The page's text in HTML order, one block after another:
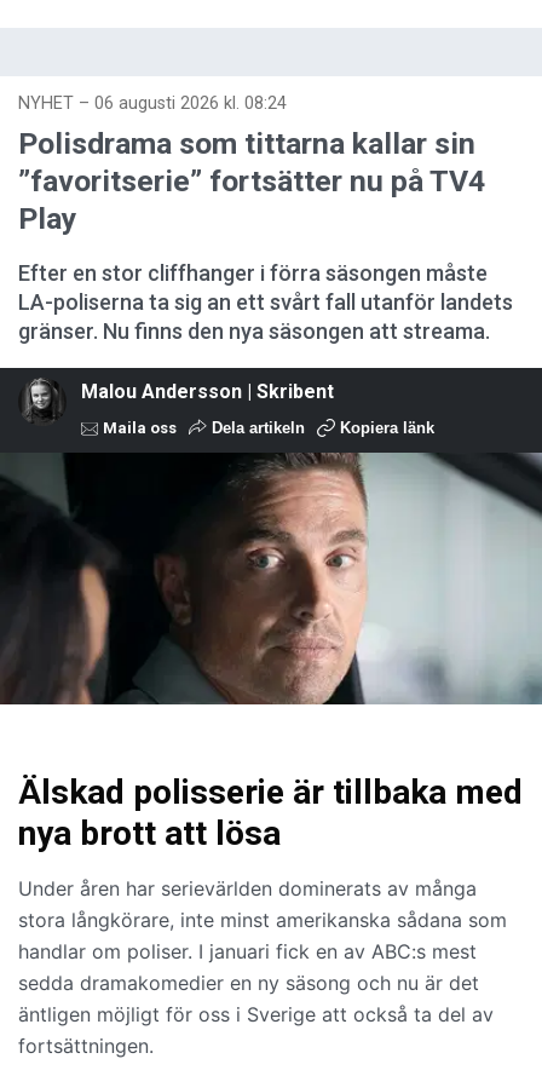
NYHET – 06 augusti 2026 kl. 08:24
Polisdrama som tittarna kallar sin
”favoritserie” fortsätter nu på TV4
Play
Efter en stor cliffhanger i förra säsongen måste
LA-poliserna ta sig an ett svårt fall utanför landets
gränser. Nu finns den nya säsongen att streama.
Malou Andersson | Skribent
Maila oss Dela artikeln Kopiera länk
Älskad polisserie är tillbaka med
nya brott att lösa
Under åren har serievärlden dominerats av många
stora långkörare, inte minst amerikanska sådana som
handlar om poliser. I januari fick en av ABC:s mest
sedda dramakomedier en ny säsong och nu är det
äntligen möjligt för oss i Sverige att också ta del av
fortsättningen.